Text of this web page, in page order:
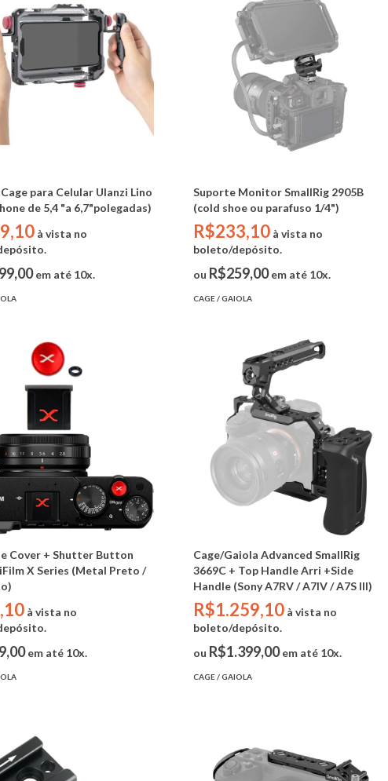
para Celular Ulanzi Lino
de 5,4 "a 6,7"polegadas)
à vista no
em até 10x.
Suporte Monitor SmallRig 2905B
(cold shoe ou parafuso 1/4")
R$233,10 à vista no
boleto/depósito.
ou R$259,00em até 10x.
CAGE / GAIOLA
Cover + Shutter Button
X Series (Metal Preto /
à vista no
em até 10x.
Cage/Gaiola Advanced SmallRig
3669C + Top Handle Arri +Side
Handle (Sony A7RV / A7IV / A7S III)
R$1.259,10 à vista no
boleto/depósito.
ou R$1.399,00em até 10x.
CAGE / GAIOLA